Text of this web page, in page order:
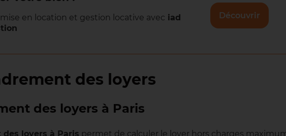
en location et gestion locative avec iad
Découvrir
des loyers
des loyers à Paris
loyers à Paris permet de calculer le loyer hors charges